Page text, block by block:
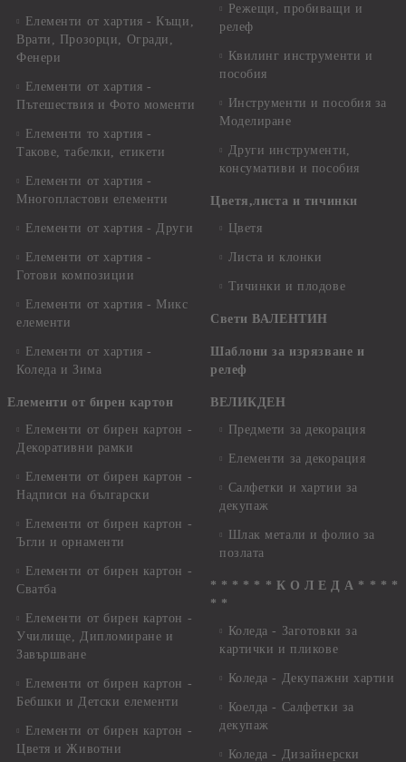
Елементи от хартия - Къщи,
Врати, Прозорци, Огради,
Фенери
Елементи от хартия -
Пътешествия и Фото моменти
Елементи то хартия -
Такове, табелки, етикети
Елементи от хартия -
Многопластови елементи
Елементи от хартия - Други
Елементи от хартия -
Готови композиции
Елементи от хартия - Микс
елементи
Елементи от хартия -
Коледа и Зима
Елементи от бирен картон
Елементи от бирен картон -
Декоративни рамки
Елементи от бирен картон -
Надписи на български
Елементи от бирен картон -
Ъгли и орнаменти
Елементи от бирен картон -
Сватба
Елементи от бирен картон -
Училище, Дипломиране и
Завършване
Елементи от бирен картон -
Бебшки и Детски елементи
Елементи от бирен картон -
Цветя и Животни
Режещи, пробиващи и
релеф
Квилинг инструменти и
пособия
Инструменти и пособия за
Моделиране
Други инструменти,
консумативи и пособия
Цветя,листа и тичинки
Цветя
Листа и клонки
Тичинки и плодове
Свети ВАЛЕНТИН
Шаблони за изрязване и
релеф
ВЕЛИКДЕН
Предмети за декорация
Елементи за декорация
Салфетки и хартии за
декупаж
Шлак метали и фолио за
позлата
* * * * * * К О Л Е Д А * * * *
* *
Коледа - Заготовки за
картички и пликове
Коледа - Декупажни хартии
Коелда - Салфетки за
декупаж
Коледа - Дизайнерски